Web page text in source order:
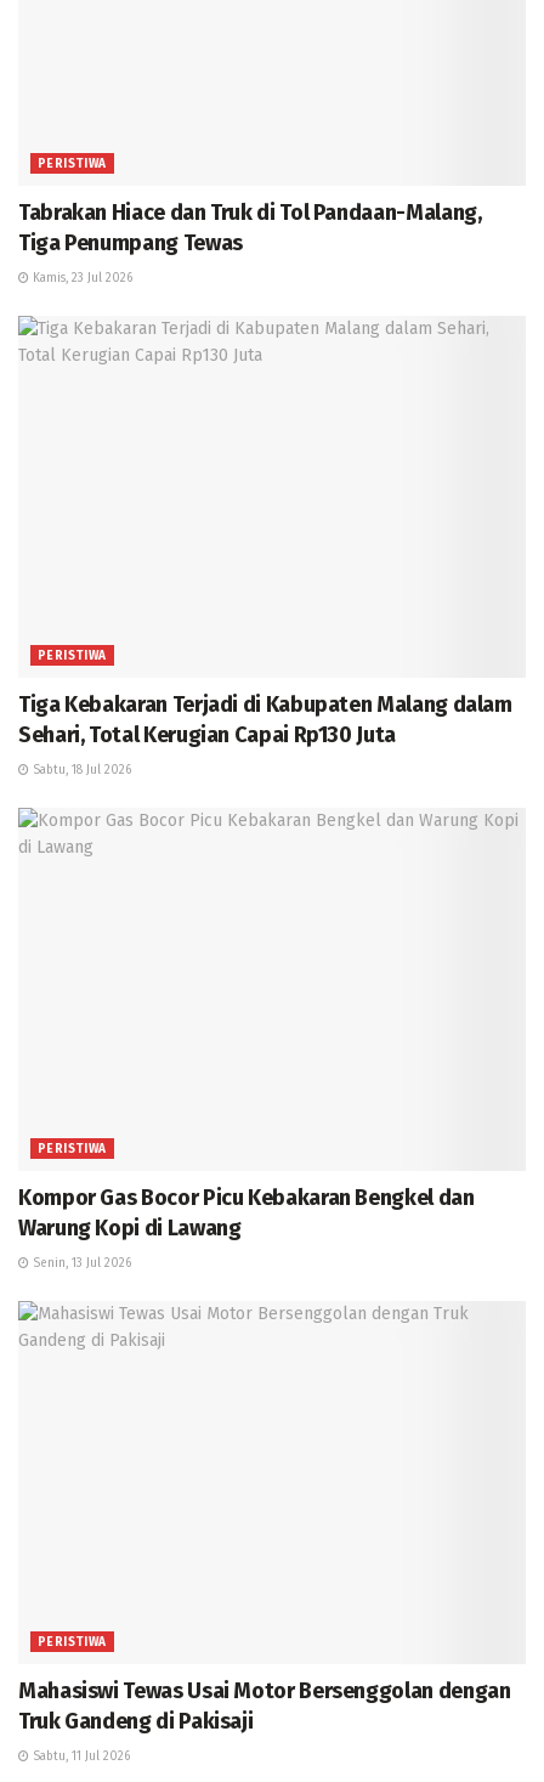
PERISTIWA
Tabrakan Hiace dan Truk di Tol Pandaan-Malang,
Tiga Penumpang Tewas
Kamis, 23 Jul 2026
PERISTIWA
Tiga Kebakaran Terjadi di Kabupaten Malang dalam
Sehari, Total Kerugian Capai Rp130 Juta
Sabtu, 18 Jul 2026
PERISTIWA
Kompor Gas Bocor Picu Kebakaran Bengkel dan
Warung Kopi di Lawang
Senin, 13 Jul 2026
PERISTIWA
Mahasiswi Tewas Usai Motor Bersenggolan dengan
Truk Gandeng di Pakisaji
Sabtu, 11 Jul 2026